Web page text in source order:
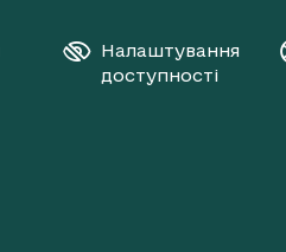
Налаштування
доступності